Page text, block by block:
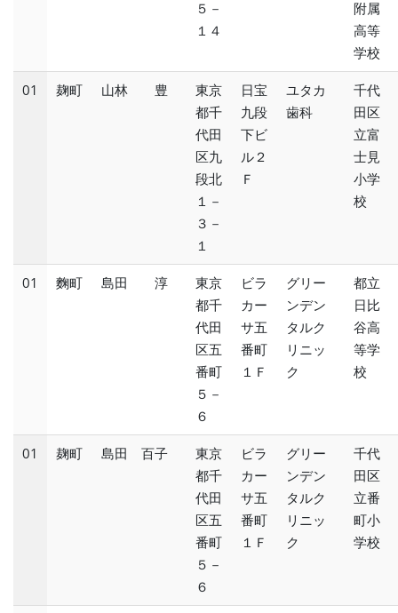
５－
１４
附属
高等
学校
01 麹町 山林 豊
東京
都千
代田
区九
段北
１－
３－
１
日宝
九段
下ビ
ル２
Ｆ
ユタカ
歯科
千代
田区
立富
士見
小学
校
01 麴町 島田 淳
東京
都千
代田
区五
番町
５－
６
ビラ
カー
サ五
番町
１Ｆ
グリー
ンデン
タルク
リニッ
ク
都立
日比
谷高
等学
校
01 麹町 島田 百子
東京
都千
代田
区五
番町
５－
６
ビラ
カー
サ五
番町
１Ｆ
グリー
ンデン
タルク
リニッ
ク
千代
田区
立番
町小
学校